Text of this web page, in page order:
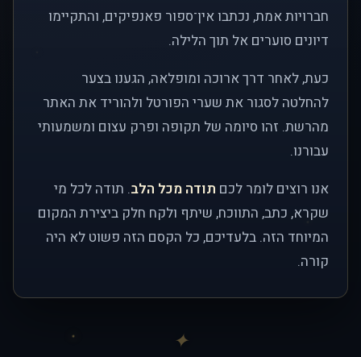
חברויות אמת, נכתבו אין־ספור פאנפיקים, והתקיימו
דיונים סוערים אל תוך הלילה.
כעת, לאחר דרך ארוכה ומופלאה, הגענו בצער
להחלטה לסגור את שערי הפורטל ולהוריד את האתר
מהרשת. זהו סיומה של תקופה ופרק עצום ומשמעותי
עבורנו.
אנו רוצים לומר לכם תודה מכל הלב. תודה לכל מי
שקרא, כתב, התווכח, שיתף ולקח חלק ביצירת המקום
המיוחד הזה. בלעדיכם, כל הקסם הזה פשוט לא היה
קורה.